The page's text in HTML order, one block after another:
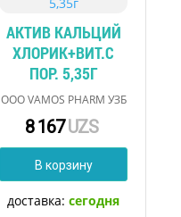
АКТИВ КАЛЬЦИЙ
ХЛОРИК+ВИТ.С
ПОР. 5,35Г
OOO VAMOS PHARM УЗБ
8 167UZS
В корзину
доставка:сегодня